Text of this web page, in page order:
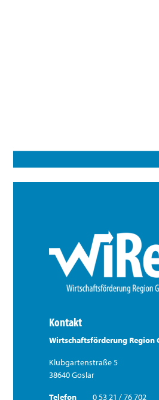
Kontakt
Wirtschaftsförderung Region
Klubgartenstraße 5
38640 Goslar
Telefon 0 53 21 / 76 702